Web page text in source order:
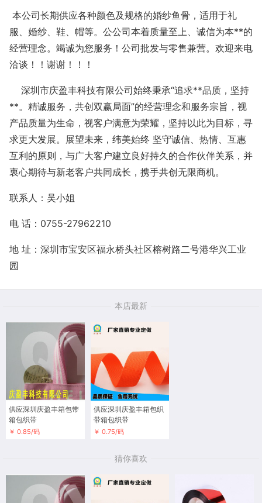
本公司长期供应各种颜色及规格的婚纱鱼骨，适用于礼
服、婚纱、鞋、帽等。公公司本着质量至上、诚信为本**的
经营理念。竭诚为您服务！公司批发与零售兼营。欢迎来电
洽谈！！谢谢！！！
深圳市庆盈丰科技有限公司始终秉承“追求**品质，坚持
**。精诚服务，共创双赢局面”的经营理念和服务宗旨，视
产品质量为生命，视客户满意为荣耀，坚持以此为目标，寻
求更大发展。展望未来，纬美始终 坚守诚信、热情、互惠
互利的原则，与广大客户建立良好持久的合作伙伴关系，并
衷心期待与新老客户共同成长，携手共创无限商机。
联系人：吴小姐
电 话：0755-27962210
地 址：深圳市宝安区福永桥头社区榕树路二号港华兴工业
园
本店最新
供应深圳庆盈丰箱包带
箱包织带
￥ 0.85/码
供应深圳庆盈丰箱包织
带箱包织带
￥ 0.75/码
猜你喜欢